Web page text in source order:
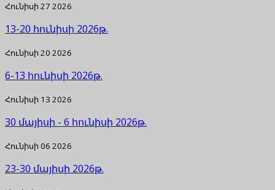
Հունիսի 27 2026
13-20 հունիսի 2026թ.
Հունիսի 20 2026
6-13 հունիսի 2026թ.
Հունիսի 13 2026
30 մայիսի - 6 հունիսի 2026թ.
Հունիսի 06 2026
23-30 մայիսի 2026թ.